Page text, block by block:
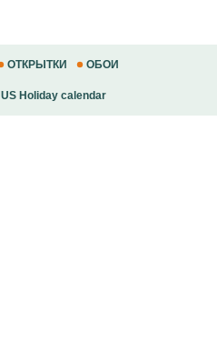
ОТКРЫТКИ ОБОИ
US Holiday calendar